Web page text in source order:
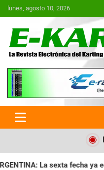
Saltar
al
lunes, agosto 10, 2026
E-Kart.com.ar
Electrónica
Argentina
ya está en marcha KDO